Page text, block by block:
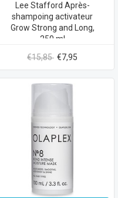
Lee Stafford Après-
shampoing activateur
Grow Strong and Long,
250 ml
€15,85 €7,95